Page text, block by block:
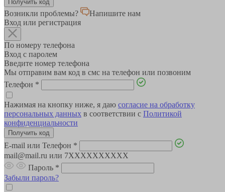
Возникли проблемы?
Напишите нам
Вход или регистрация
По номеру телефона
Вход с паролем
Введите номер телефона
Мы отправим вам код в смс на телефон или позвоним
Телефон *
Нажимая на кнопку ниже, я даю согласие на обработку
персональных данных в соответствии с Политикой
конфиденциальности
E-mail или Телефон *
mail@mail.ru или 7XXXXXXXXXX
Пароль *
Забыли пароль?